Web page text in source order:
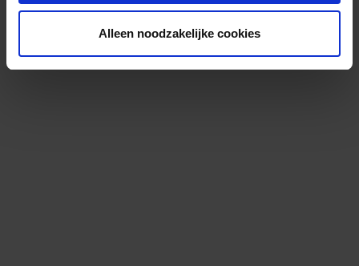
Alleen noodzakelijke cookies